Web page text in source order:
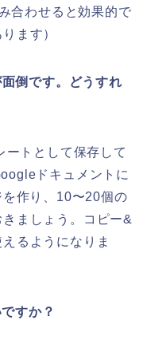
合わせると効果的で
ます）
倒です。どうすれ
ートとして保存して
ドキュメントに
を作り、10〜20個の
ましょう。コピー&
るようになりま
すか？